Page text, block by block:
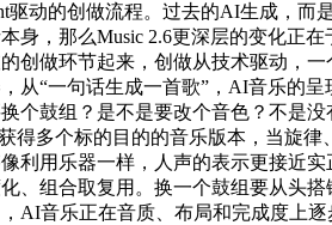
动的创做流程。过去的AI生成，而
身，那么Music 2.6更深层的变化正
创做环节起来，创做从技术驱动，
从“一句话生成一首歌”，AI音乐的
个鼓组？是不是要改个音色？不是
得多个标的目的的音乐版本，当旋
利用乐器一样，人声的表示更接近
、组合取复用。换一个鼓组要从头
AI音乐正在音质、布局和完成度上